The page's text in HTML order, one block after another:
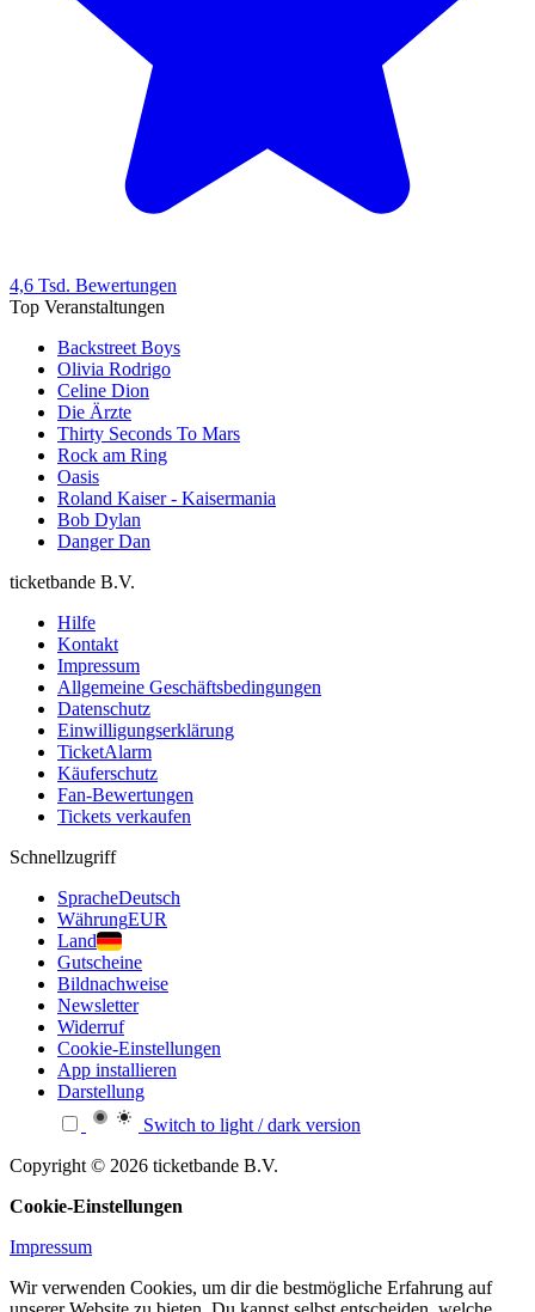
4,6 Tsd. Bewertungen
Top Veranstaltungen
Backstreet Boys
Olivia Rodrigo
Celine Dion
Die Ärzte
Thirty Seconds To Mars
Rock am Ring
Oasis
Roland Kaiser - Kaisermania
Bob Dylan
Danger Dan
ticketbande B.V.
Hilfe
Kontakt
Impressum
Allgemeine Geschäftsbedingungen
Datenschutz
Einwilligungserklärung
TicketAlarm
Käuferschutz
Fan-Bewertungen
Tickets verkaufen
Schnellzugriff
SpracheDeutsch
WährungEUR
Land
Gutscheine
Bildnachweise
Newsletter
Widerruf
Cookie-Einstellungen
App installieren
Darstellung
Switch to light / dark version
Copyright © 2026 ticketbande B.V.
Cookie-Einstellungen
Impressum
Wir verwenden Cookies, um dir die bestmögliche Erfahrung auf